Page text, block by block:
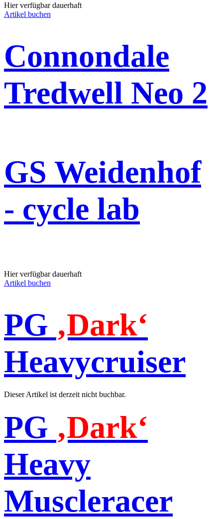
Hier verfügbar dauerhaft
Artikel buchen
Connondale
Tredwell Neo 2
GS Weidenhof
- cycle lab
Hier verfügbar dauerhaft
Artikel buchen
PG ‚Dark‘
Heavycruiser
Dieser Artikel ist derzeit nicht buchbar.
PG ‚Dark‘
Heavy
Muscleracer